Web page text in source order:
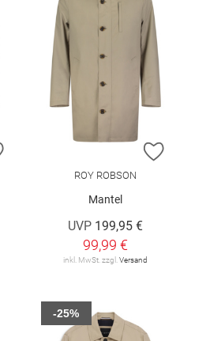
ZUR WUNSCHLISTE HINZUFÜGEN
ZUR
ROY ROBSON
Mantel
UVP 199,95 €
99,99 €
inkl. MwSt. zzgl. Versand
-25%